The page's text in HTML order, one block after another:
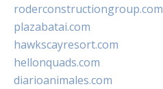
roderconstructiongroup.com
plazabatai.com
hawkscayresort.com
hellonquads.com
diarioanimales.com